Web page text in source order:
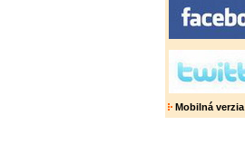
Mobilná verzia